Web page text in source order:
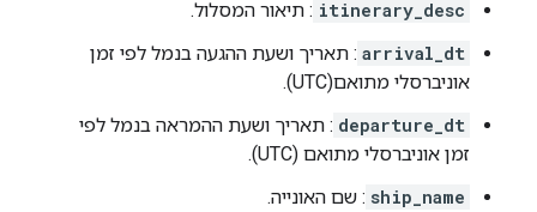
itinerary_desc : תיאור המסלול.
arrival_dt : תאריך ושעת ההגעה בנמל לפי זמן
אוניברסלי מתואם(UTC).
departure_dt : תאריך ושעת ההמראה בנמל לפי
זמן אוניברסלי מתואם (UTC).
ship_name : שם האונייה.